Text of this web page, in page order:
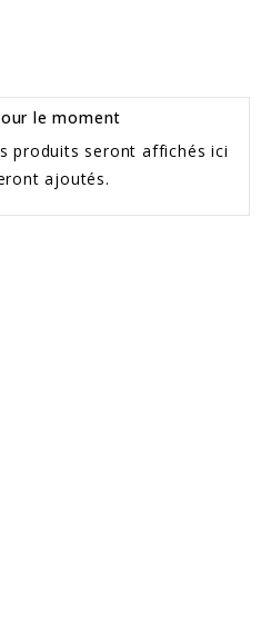
le moment
produits seront affichés ici
ajoutés.